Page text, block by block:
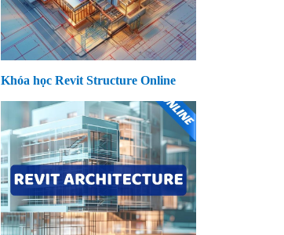
Khóa học Revit Structure Online